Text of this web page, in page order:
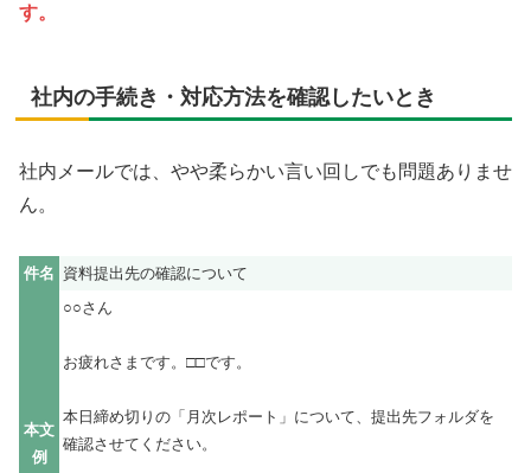
す。
社内の手続き・対応方法を確認したいとき
社内メールでは、やや柔らかい言い回しでも問題ありませ
ん。
件名 資料提出先の確認について
本文
例
○○さん
お疲れさまです。□□です。
本日締め切りの「月次レポート」について、提出先フォルダを
確認させてください。